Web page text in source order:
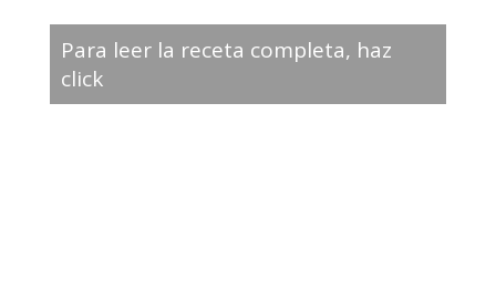
Para leer la receta completa, haz
click